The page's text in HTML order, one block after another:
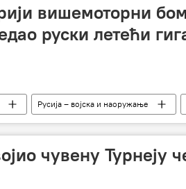
вишемоторни
руски летећи
Русија – војска и наоружање
Муромец
чувену Турнеју